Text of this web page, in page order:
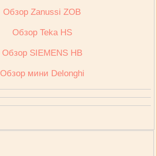
Обзор Zanussi ZOB
Обзор Teka HS
Обзор SIEMENS HB
Обзор мини Delonghi